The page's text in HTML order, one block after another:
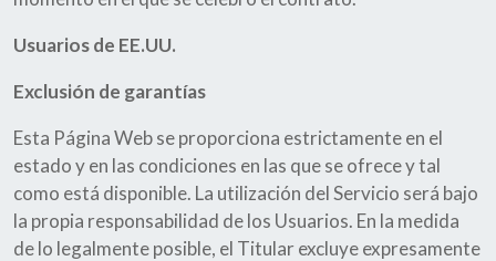
Usuarios de EE.UU.
Exclusión de garantías
Esta Página Web se proporciona estrictamente en el
estado y en las condiciones en las que se ofrece y tal
como está disponible. La utilización del Servicio será bajo
la propia responsabilidad de los Usuarios. En la medida
de lo legalmente posible, el Titular excluye expresamente